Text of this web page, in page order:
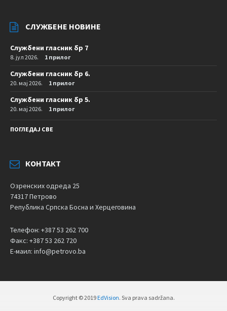
СЛУЖБЕНЕ НОВИНЕ
Службени гласник бр 7
8. јул 2026. 1 прилог
Службени гласник бр 6.
20. мај 2026. 1 прилог
Службени гласник бр 5.
20. мај 2026. 1 прилог
ПОГЛЕДАЈ СВЕ
КОНТАКТ
Озренских одреда 25
74317 Петрово
Република Српска Босна и Херцеговина
Телефон: +387 53 262 700
Факс: +387 53 262 720
Е-маил: info@petrovo.ba
Copyright © 2019 EdVision. Sva prava sadržana.